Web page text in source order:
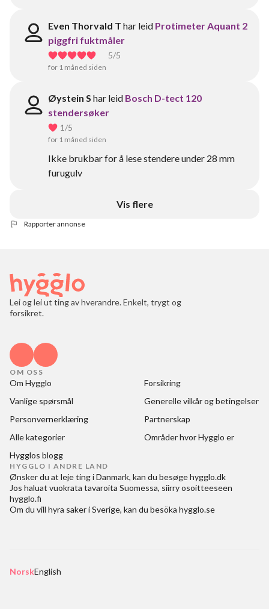
Even Thorvald T har leid Protimeter Aquant 2
piggfri fuktmåler
5/5
for 1 måned siden
Øystein S har leid Bosch D-tect 120
stendersøker
1/5
for 1 måned siden
Ikke brukbar for å lese stendere under 28 mm
furugulv
Vis flere
Rapporter annonse
Lei og lei ut ting av hverandre. Enkelt, trygt og
forsikret.
OM OSS
Om Hygglo
Forsikring
Vanlige spørsmål
Generelle vilkår og betingelser
Personvernerklæring
Partnerskap
Alle kategorier
Områder hvor Hygglo er
Hygglos blogg
HYGGLO I ANDRE LAND
Ønsker du at leje ting i Danmark, kan du besøgehygglo.dk
Jos haluat vuokrata tavaroita Suomessa, siirry osoitteeseen
hygglo.fi
Om du vill hyra saker i Sverige, kan du besöka hygglo.se
NorskEnglish